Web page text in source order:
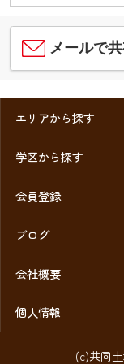
メールで
エリアから探す
学区から探す
会員登録
ブログ
会社概要
個人情報
(c)共同